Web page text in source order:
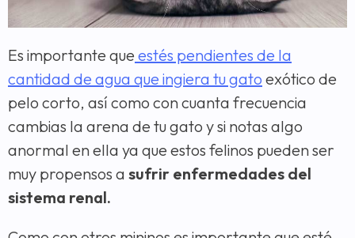
Es importante que estés pendientes de la
cantidad de agua que ingiera tu gato exótico de
pelo corto, así como con cuanta frecuencia
cambias la arena de tu gato y si notas algo
anormal en ella ya que estos felinos pueden ser
muy propensos a sufrir enfermedades del
sistema renal.